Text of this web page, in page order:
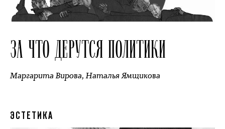
ЗА ЧТО ДЕРУТСЯ ПОЛИТИКИ
Маргарита Вирова,Наталья Ямщикова
ЭСТЕТИКА